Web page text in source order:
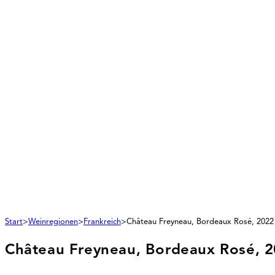
Start>Weinregionen>Frankreich>Château Freyneau, Bordeaux Rosé, 2022
Château Freyneau, Bordeaux Rosé,